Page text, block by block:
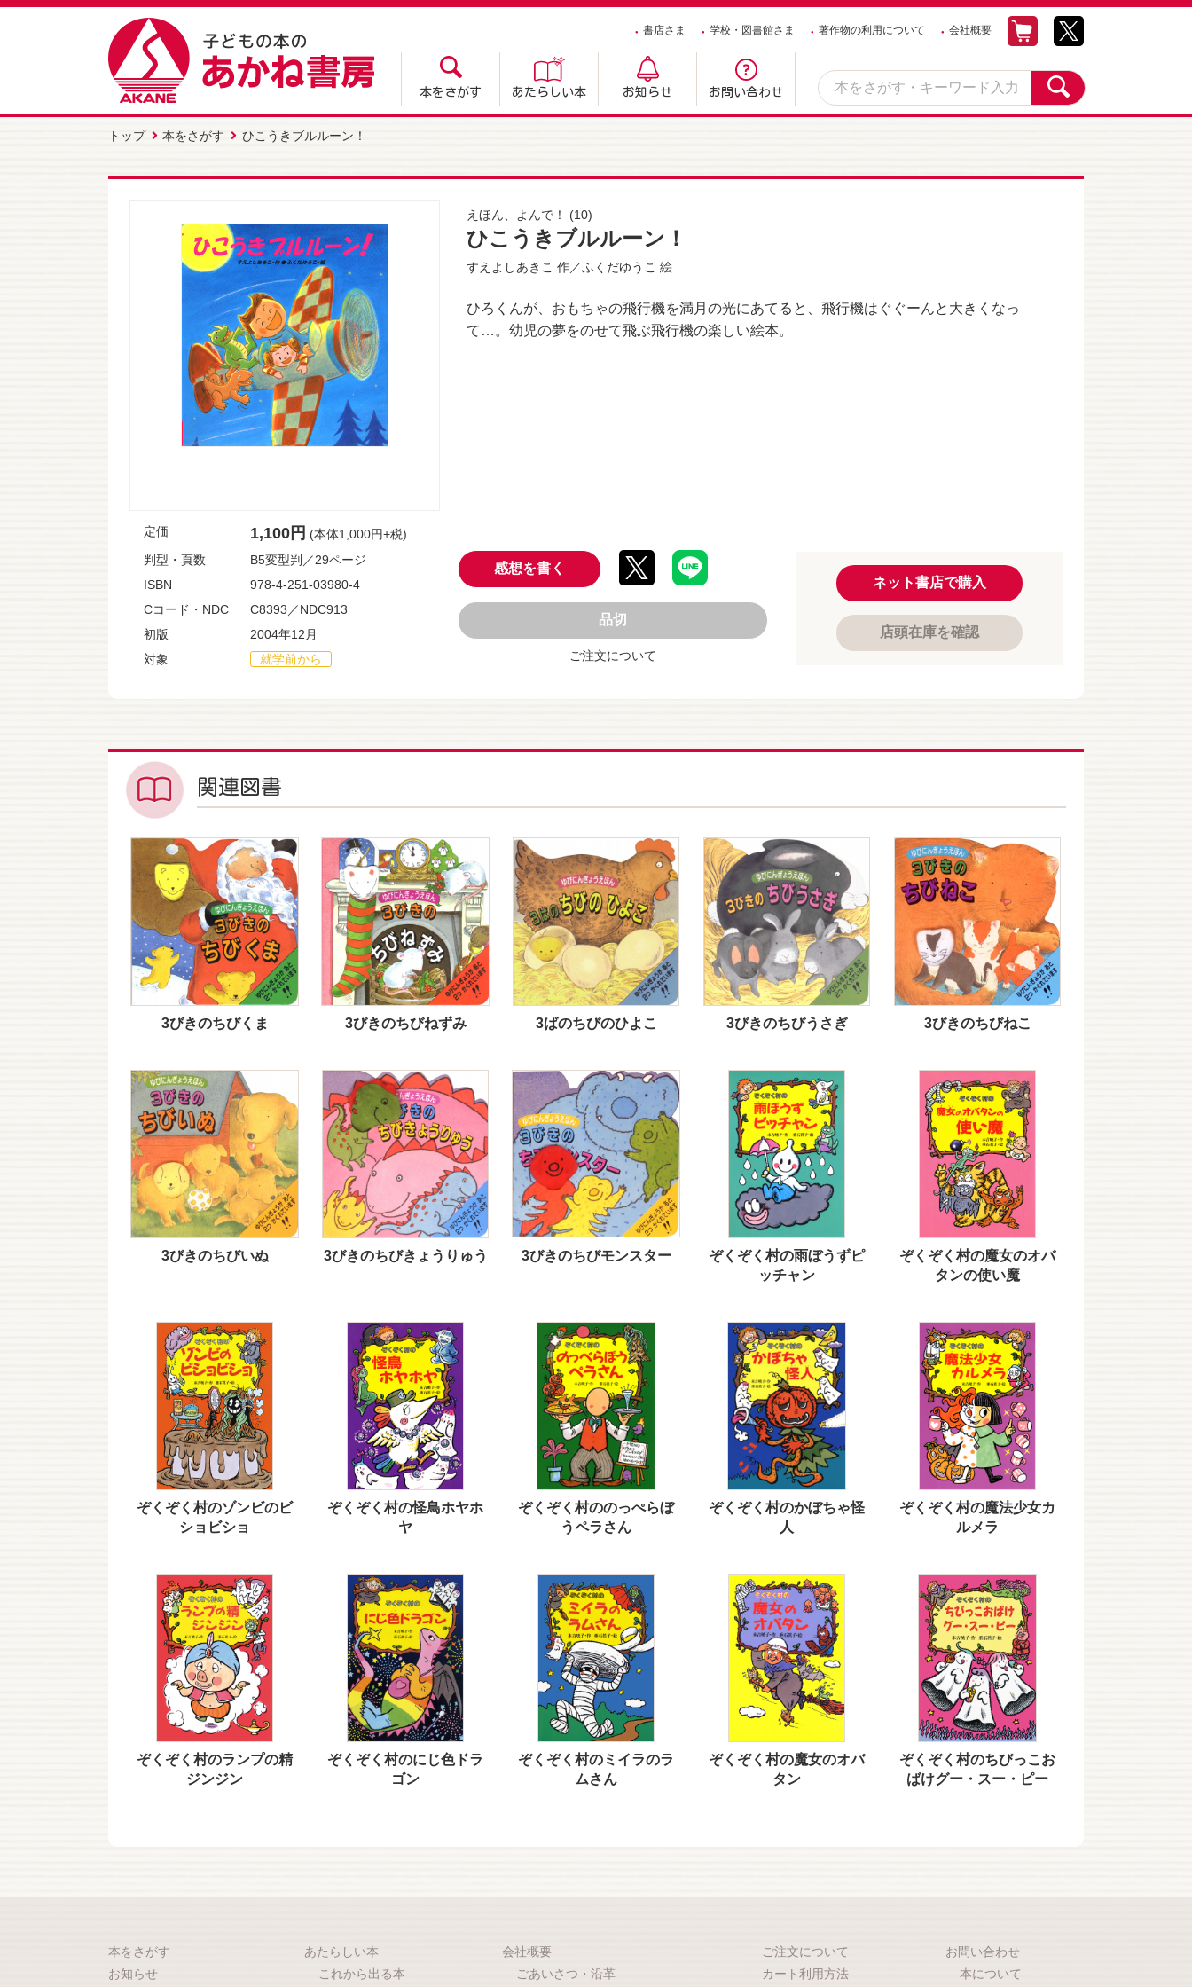
書店さま 学校・図書館さま 著作物の利用について 会社概要
本をさがす あたらしい本 お知らせ お問い合わせ
トップ 本をさがす ひこうきブルルーン！
えほん、よんで！ (10)
ひこうきブルルーン！
すえよしあきこ 作／ふくだゆうこ 絵
ひろくんが、おもちゃの飛行機を満月の光にあてると、飛行機はぐぐーんと大きくなっ
て…。幼児の夢をのせて飛ぶ飛行機の楽しい絵本。
感想を書く
品切
ご注文について
定価 1,100円 (本体1,000円+税)
判型・頁数
B5変型判／29ページ
ISBN
978-4-251-03980-4
Cコード・NDC
C8393／NDC913
初版
2004年12月
対象
就学前から
ネット書店で購入
店頭在庫を確認
関連図書
3びきのちびくま 3びきのちびねずみ 3ばのちびのひよこ 3びきのちびうさぎ 3びきのちびねこ
3びきのちびいぬ 3びきのちびきょうりゅう 3びきのちびモンスター
ぞくぞく村の雨ぼうずピ
ッチャン
ぞくぞく村の魔女のオバ
タンの使い魔
ぞくぞく村のゾンビのビ
ショビショ
ぞくぞく村の怪鳥ホヤホ
ヤ
ぞくぞく村ののっぺらぼ
うペラさん
ぞくぞく村のかぼちゃ怪
人
ぞくぞく村の魔法少女カ
ルメラ
ぞくぞく村のランプの精
ジンジン
ぞくぞく村のにじ色ドラ
ゴン
ぞくぞく村のミイラのラ
ムさん
ぞくぞく村の魔女のオバ
タン
ぞくぞく村のちびっこお
ばけグー・スー・ピー
本をさがす
お知らせ
あたらしい本
これから出る本
会社概要
ごあいさつ・沿革
ご注文について
カート利用方法
お問い合わせ
本について